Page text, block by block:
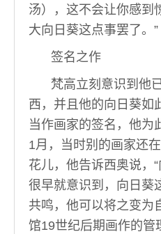
汤），这不会让你感到
大向日葵这点事罢了。”
签名之作
梵高立刻意识到他
西，并且他的向日葵如
当作画家的签名，他为
1月，当时别的画家还
花儿，他告诉西奥说，
很早就意识到，向日葵
共鸣，他可以将之变为
馆19世纪后期画作的管